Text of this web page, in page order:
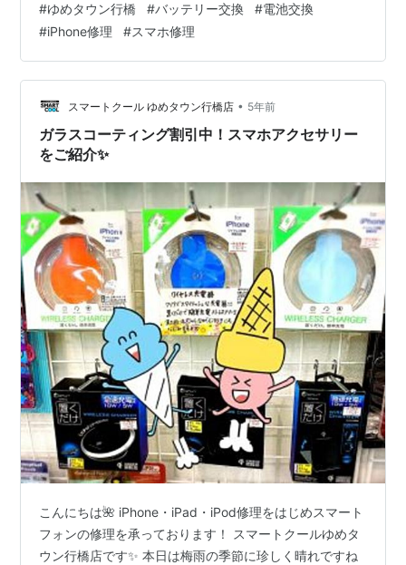
はiPhone8のバッテリー交換をご紹介します 8や7は特に
バッテリー交換のご依頼が多く感じます 使い慣れたもの
をもっと長く使いたい…でも充電の持ちが悪い！ という
方にはバッテリー交換がオススメです✨ バッテリー最大
容量が79%まで低下していた こちらのiPhone8…
#ゆめタウン行橋 #バッテリー交換 #電池交換
#iPhone修理 #スマホ修理
スマートクール ゆめタウン行橋店 • 5年前
ガラスコーティング割引中！スマホアクセサリー
をご紹介✨
こんにちは🌺 iPhone・iPad・iPod修理をはじめスマート
フォンの修理を承っております！ スマートクールゆめタ
ウン行橋店です✨ 本日は梅雨の季節に珍しく晴れですね